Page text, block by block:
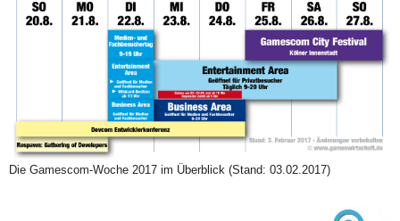
Die Gamescom-Woche 2017 im Überblick (Stand: 03.02.2017)